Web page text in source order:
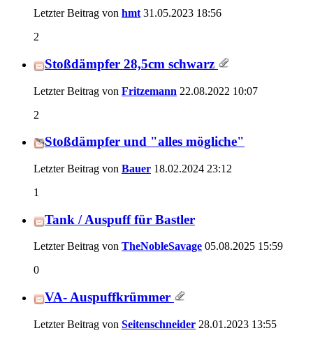
Letzter Beitrag von hmt 31.05.2023 18:56
2
Stoßdämpfer 28,5cm schwarz
Letzter Beitrag von Fritzemann 22.08.2022 10:07
2
Stoßdämpfer und "alles mögliche"
Letzter Beitrag von Bauer 18.02.2024 23:12
1
Tank / Auspuff für Bastler
Letzter Beitrag von TheNobleSavage 05.08.2025 15:59
0
VA- Auspuffkrümmer
Letzter Beitrag von Seitenschneider 28.01.2023 13:55